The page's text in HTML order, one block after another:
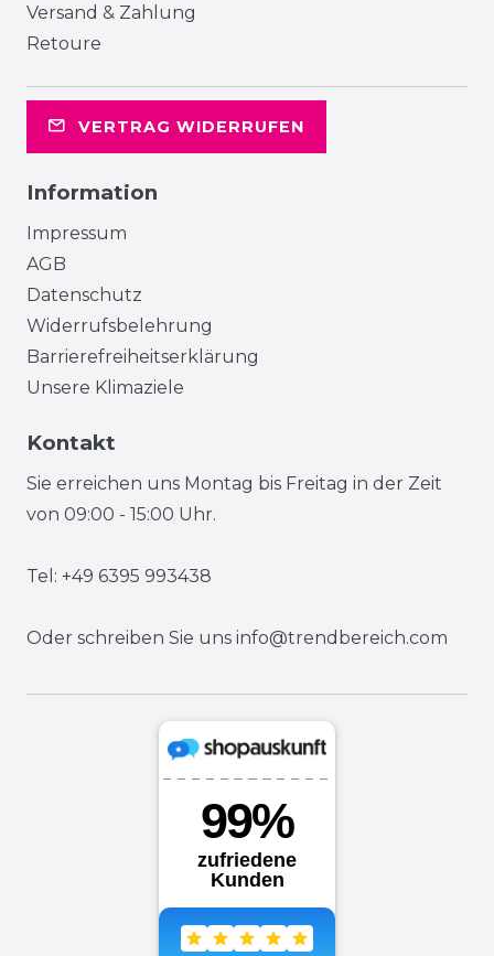
Versand & Zahlung
Retoure
VERTRAG WIDERRUFEN
Information
Impressum
AGB
Datenschutz
Widerrufsbelehrung
Barrierefreiheitserklärung
Unsere Klimaziele
Kontakt
Sie erreichen uns Montag bis Freitag in der Zeit
von 09:00 - 15:00 Uhr.
Tel: +49 6395 993438
Oder schreiben Sie uns info@trendbereich.com